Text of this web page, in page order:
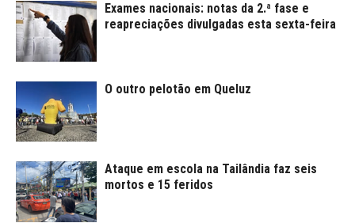
Exames nacionais: notas da 2.ª fase e
reapreciações divulgadas esta sexta-feira
O outro pelotão em Queluz
Ataque em escola na Tailândia faz seis
mortos e 15 feridos